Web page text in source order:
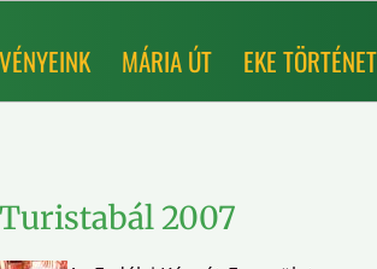
MÁRIA ÚT EKE TÖRTÉNET
Turistabál 2007